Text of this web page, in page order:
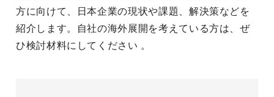
方に向けて、日本企業の現状や課題、解決策などを
紹介します。自社の海外展開を考えている方は、ぜ
ひ検討材料にしてください 。